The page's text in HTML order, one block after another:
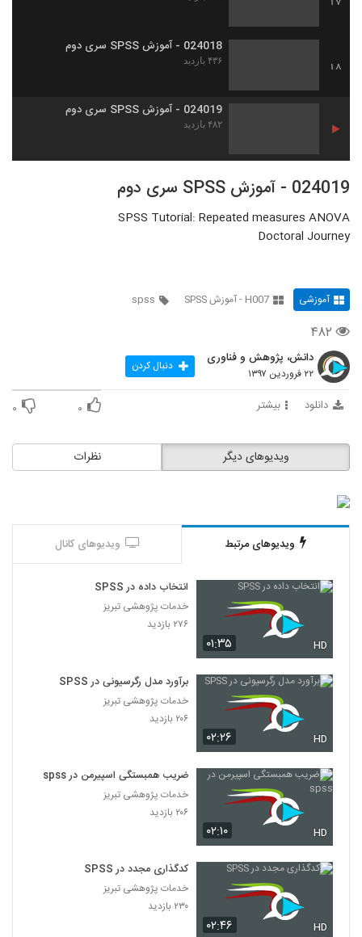
17
18
024018 - آموزش SPSS سری دوم
۴۳۶ بازدید
024019 - آموزش SPSS سری دوم
۴۸۲ بازدید
024019 - آموزش SPSS سری دوم
SPSS Tutorial: Repeated measures ANOVA
Doctoral Journey
آموزشی H007 - آموزش SPSS spss
۴۸۲
دانش، پژوهش و فناوری
۲۲ فروردین ۱۳۹۷ دنبال کردن
دانلود بیشتر ۰ ۰
نظرات ویدیوهای دیگر
ویدیوهای مرتبط ویدیوهای کانال
۰۱:۳۵ HD
انتخاب داده در SPSS
خدمات پژوهشی تبریز
۲۷۶ بازدید
۰۲:۲۶ HD
برآورد مدل رگرسیونی در SPSS
خدمات پژوهشی تبریز
۲۰۶ بازدید
۰۲:۱۰ HD
ضریب همبستگی اسپیرمن در spss
خدمات پژوهشی تبریز
۲۰۶ بازدید
۰۲:۴۶ HD
کدگذاری مجدد در SPSS
خدمات پژوهشی تبریز
۲۳۰ بازدید